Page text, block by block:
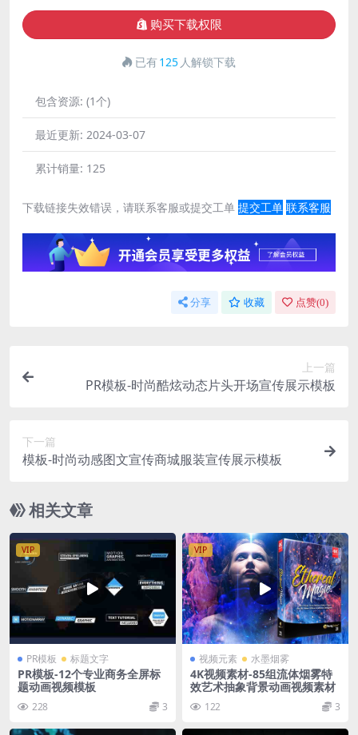
购买下载权限
已有125 人解锁下载
包含资源: (1个)
最近更新: 2024-03-07
累计销量: 125
下载链接失效错误，请联系客服或提交工单 提交工单 联系客服
分享 收藏 点赞(0)
上一篇
PR模板-时尚酷炫动态片头开场宣传展示模板
下一篇
模板-时尚动感图文宣传商城服装宣传展示模板
相关文章
VIP
PR模板 标题文字
PR模板-12个专业商务全屏标
题动画视频模板
228 3
VIP
视频元素 水墨烟雾
4K视频素材-85组流体烟雾特
效艺术抽象背景动画视频素材
122 3